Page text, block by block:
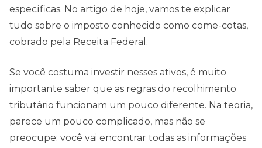
específicas. No artigo de hoje, vamos te explicar
tudo sobre o imposto conhecido como come-cotas,
cobrado pela Receita Federal.
Se você costuma investir nesses ativos, é muito
importante saber que as regras do recolhimento
tributário funcionam um pouco diferente. Na teoria,
parece um pouco complicado, mas não se
preocupe: você vai encontrar todas as informações